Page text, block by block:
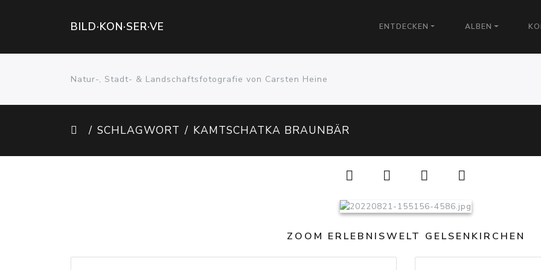
BILD·KON·SER·VE ENTDECKEN ALBEN
Natur-, Stadt- & Landschaftsfotografie von Carsten Heine
SCHLAGWORT KAMTSCHATKA BRAUNBÄR
ZOOM ERLEBNISWELT GELSENKIRCHEN